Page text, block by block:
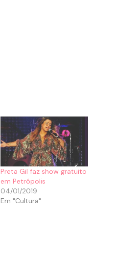
Preta Gil faz show gratuito
em Petrópolis
04/01/2019
Em "Cultura"